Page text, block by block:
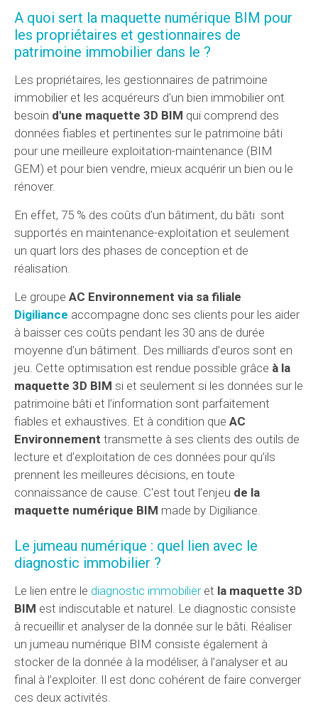
A quoi sert la maquette numérique BIM pour
les propriétaires et gestionnaires de
patrimoine immobilier dans le ?
Les propriétaires, les gestionnaires de patrimoine
immobilier et les acquéreurs d'un bien immobilier ont
besoin d'une maquette 3D BIM qui comprend des
données fiables et pertinentes sur le patrimoine bâti
pour une meilleure exploitation-maintenance (BIM
GEM) et pour bien vendre, mieux acquérir un bien ou le
rénover.
En effet, 75 % des coûts d’un bâtiment, du bâti sont
supportés en maintenance-exploitation et seulement
un quart lors des phases de conception et de
réalisation.
Le groupe AC Environnement via sa filiale
Digiliance accompagne donc ses clients pour les aider
à baisser ces coûts pendant les 30 ans de durée
moyenne d’un bâtiment. Des milliards d’euros sont en
jeu. Cette optimisation est rendue possible grâce à la
maquette 3D BIM si et seulement si les données sur le
patrimoine bâti et l’information sont parfaitement
fiables et exhaustives. Et à condition que AC
Environnement transmette à ses clients des outils de
lecture et d’exploitation de ces données pour qu’ils
prennent les meilleures décisions, en toute
connaissance de cause. C'est tout l’enjeu de la
maquette numérique BIM made by Digiliance.
Le jumeau numérique : quel lien avec le
diagnostic immobilier ?
Le lien entre le diagnostic immobilieret la maquette 3D
BIM est indiscutable et naturel. Le diagnostic consiste
à recueillir et analyser de la donnée sur le bâti. Réaliser
un jumeau numérique BIM consiste également à
stocker de la donnée à la modéliser, à l’analyser et au
final à l’exploiter. Il est donc cohérent de faire converger
ces deux activités.